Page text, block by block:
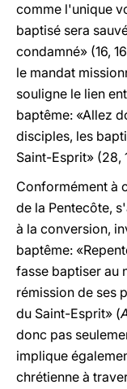
comme l'unique
baptisé sera
condamné» (16,
le mandat
souligne le lien
baptême: «Allez
disciples, les
Saint-Esprit» (28,
Conformément à
de la Pentecôte,
à la conversion,
baptême:
fasse baptiser au
rémission de ses
du Saint-Esprit» (
donc pas
implique
chrétienne à